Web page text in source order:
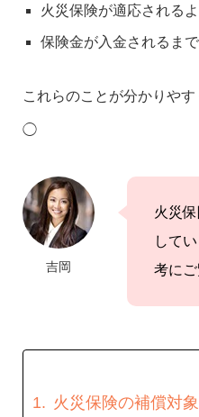
火災保険が適応される
保険金が入金されるま
これらのことが分かりや
◯
吉岡
火災
して
考にご
火災保険の補償対